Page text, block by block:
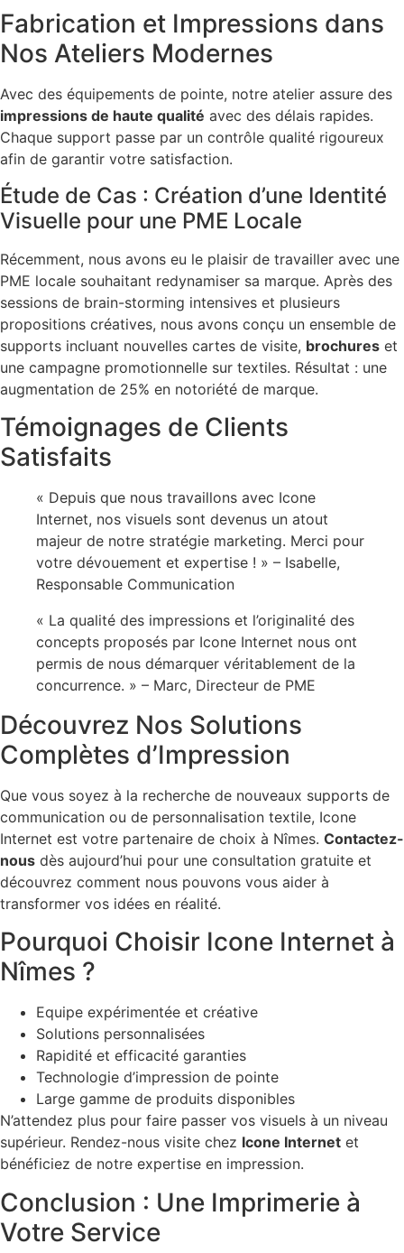
Fabrication et Impressions dans
Nos Ateliers Modernes
Avec des équipements de pointe, notre atelier assure des
impressions de haute qualité avec des délais rapides.
Chaque support passe par un contrôle qualité rigoureux
afin de garantir votre satisfaction.
Étude de Cas : Création d’une Identité
Visuelle pour une PME Locale
Récemment, nous avons eu le plaisir de travailler avec une
PME locale souhaitant redynamiser sa marque. Après des
sessions de brain-storming intensives et plusieurs
propositions créatives, nous avons conçu un ensemble de
supports incluant nouvelles cartes de visite, brochures et
une campagne promotionnelle sur textiles. Résultat : une
augmentation de 25% en notoriété de marque.
Témoignages de Clients
Satisfaits
« Depuis que nous travaillons avec Icone
Internet, nos visuels sont devenus un atout
majeur de notre stratégie marketing. Merci pour
votre dévouement et expertise ! » – Isabelle,
Responsable Communication
« La qualité des impressions et l’originalité des
concepts proposés par Icone Internet nous ont
permis de nous démarquer véritablement de la
concurrence. » – Marc, Directeur de PME
Découvrez Nos Solutions
Complètes d’Impression
Que vous soyez à la recherche de nouveaux supports de
communication ou de personnalisation textile, Icone
Internet est votre partenaire de choix à Nîmes. Contactez-
nous dès aujourd’hui pour une consultation gratuite et
découvrez comment nous pouvons vous aider à
transformer vos idées en réalité.
Pourquoi Choisir Icone Internet à
Nîmes ?
Equipe expérimentée et créative
Solutions personnalisées
Rapidité et efficacité garanties
Technologie d’impression de pointe
Large gamme de produits disponibles
N’attendez plus pour faire passer vos visuels à un niveau
supérieur. Rendez-nous visite chez Icone Internet et
bénéficiez de notre expertise en impression.
Conclusion : Une Imprimerie à
Votre Service